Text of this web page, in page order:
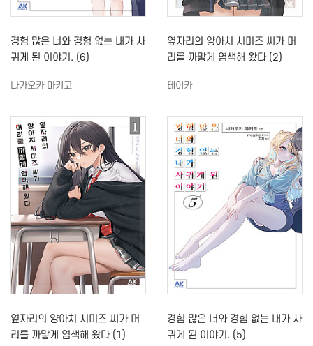
경험 많은 너와 경험 없는 내가 사
귀게 된 이야기. (6)
나가오카 마키코
옆자리의 양아치 시미즈 씨가 머
리를 까맣게 염색해 왔다 (2)
테이카
옆자리의 양아치 시미즈 씨가 머
리를 까맣게 염색해 왔다 (1)
경험 많은 너와 경험 없는 내가 사
귀게 된 이야기. (5)